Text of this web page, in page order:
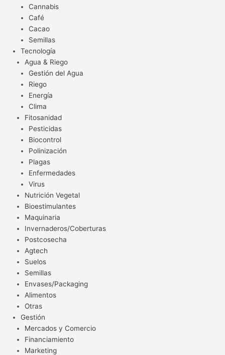
Cannabis
Café
Cacao
Semillas
Tecnología
Agua & Riego
Gestión del Agua
Riego
Energía
Clima
Fitosanidad
Pesticidas
Biocontrol
Polinización
Plagas
Enfermedades
Virus
Nutrición Vegetal
Bioestimulantes
Maquinaria
Invernaderos/Coberturas
Postcosecha
Agtech
Suelos
Semillas
Envases/Packaging
Alimentos
Otras
Gestión
Mercados y Comercio
Financiamiento
Marketing